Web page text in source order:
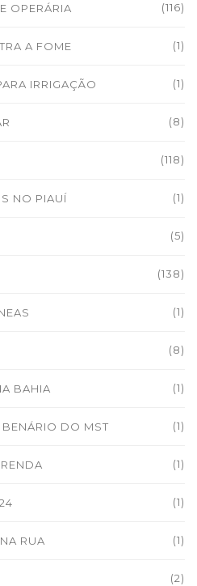
OPERÁRIA (116)
A FOME (1)
IRRIGAÇÃO (1)
(8)
(118)
NO PIAUÍ (1)
(5)
(138)
(1)
(8)
BAHIA (1)
DO MST (1)
(1)
(1)
RUA (1)
(2)